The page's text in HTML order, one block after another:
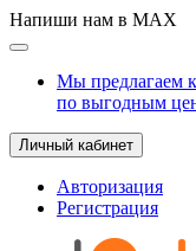
Напиши нам в MAX
Мы предлагаем
по выгодным
Личный кабинет
Авторизация
Регистрация